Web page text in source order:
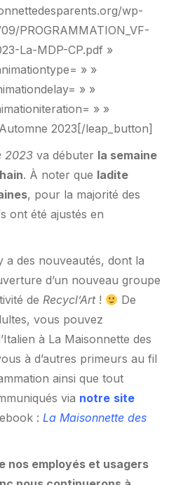
wp-
PROGRAMMATION_VF-
La-MDP-CP.pdf »
» »
» »
» »
2023[/leap_button]
2023 va débuter la semaine
. À noter que ladite
, pour la majorité des
ont été ajustés en
a des nouveautés, dont la
d’un nouveau groupe
de Recycl’Art!
De
vous pouvez
à La Maisonnette des
à d’autres primeurs au fil
ainsi que tout
via notre site
: La Maisonnette des
nos employés et usagers